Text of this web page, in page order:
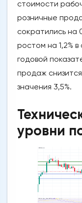
стоимости
розничные
сократились на
ростом на 1,2%
годовой
продаж
значения 3,5%.
уровни